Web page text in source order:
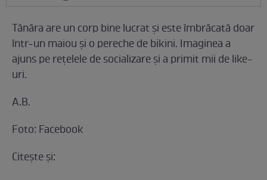
Tânăra are un corp bine lucrat şi este îmbrăcată doar
într-un maiou şi o pereche de bikini. Imaginea a
ajuns pe reţelele de socializare şi a primit mii de like-
uri.
A.B.
Foto: Facebook
Citeşte şi: